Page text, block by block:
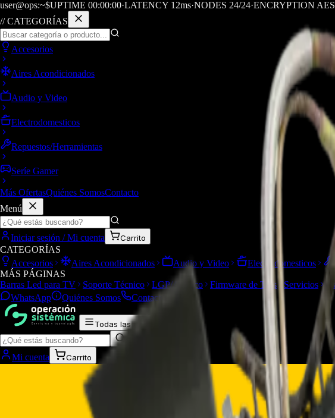
user@ops:~$UPTIME 00:00:00·LATENCY 12ms·NODES 24/24·ENCRYPTION
// CATEGORÍAS
Accesorios
Aires Acondicionados
Audio y Video
Electrodomesticos
Repuestos/Herramientas
Seríe Gamer
Más OfertasQuiénes SomosContacto
Menú
Iniciar sesión / Mi cuenta Carrito
CATEGORÍAS
Accesorios
Aires Acondicionados Audio y Video Electrodomesticos
MÁS PÁGINAS
Barras Led para TV
Soporte Técnico LGP/Acrilico Firmware de TVs Servicios
WhatsApp
Quiénes Somos Contacto
Todas las categorías
Mi cuenta Carrito